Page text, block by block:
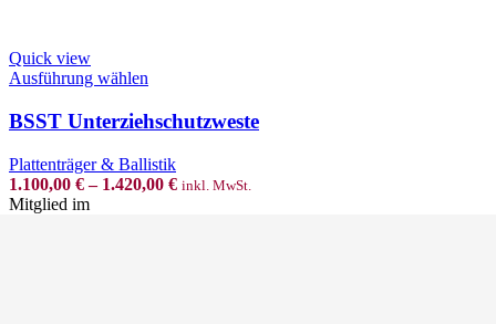
Quick view
Ausführung wählen
has
multiple
variants.
The
options
BSST Unterziehschutzweste
Plattenträger & Ballistik
1.100,00 €– 1.420,00 € inkl. MwSt.
Mitglied im